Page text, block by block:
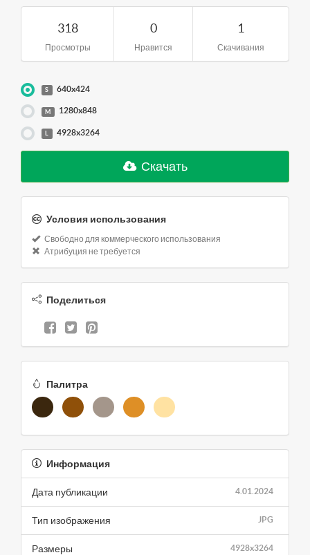
318
Просмотры
0
Нравится
1
Скачивания
S 640x424
M 1280x848
4928x3264
Скачать
Условия использования
Свободно для коммерческого использования
Атрибуция не требуется
Поделиться
Палитра
Информация
4.01.2024
Дата публикации
JPG
Тип изображения
4928x3264
Размеры